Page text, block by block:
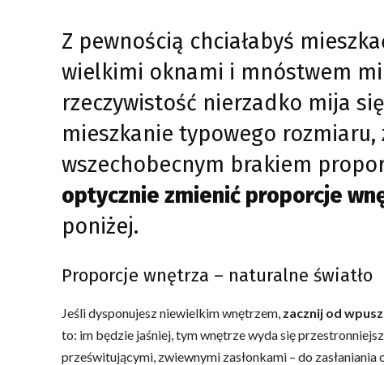
Z pewnością chciałabyś
wielkimi oknami i mnóstwem
rzeczywistość nierzadko mija
mieszkanie typowego
wszechobecnym brakiem
optycznie zmienić proporcje
poniżej.
Proporcje wnętrza – naturalne światło
Jeśli dysponujesz niewielkim wnętrzem, zacznij od
to: im będzie jaśniej, tym wnętrze wyda się
prześwitującymi, zwiewnymi zasłonkami – do zasłaniania